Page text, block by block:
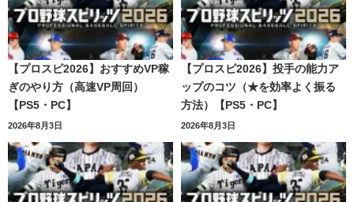
【プロスピ2026】おすすめVP稼
ぎのやり方（高速VP周回）
【PS5・PC】
2026年8月3日
【プロスピ2026】投手の能力ア
ップのコツ（★を効率よく振る
方法）【PS5・PC】
2026年8月3日